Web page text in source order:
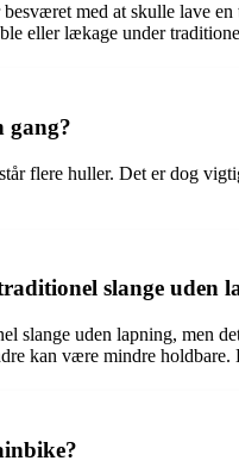
med at skulle
eller lækage under
gang?
flere huller. Det er dog
slange uden
slange uden lapning, men
kan være mindre